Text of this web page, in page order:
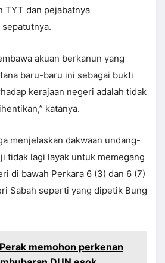
TYT dan pejabatnya
akuan berkanun yang
baru-baru ini sebagai bukti
kerajaan negeri adalah tidak
katanya.
menjelaskan dakwaan undang-
tidak lagi layak untuk memegang
di bawah Perkara 6 (3) dan 6 (7)
Sabah seperti yang dipetik Bung
memohon perkenan